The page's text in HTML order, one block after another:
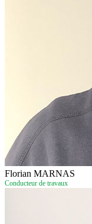
Florian MARNAS
Conducteur de travaux